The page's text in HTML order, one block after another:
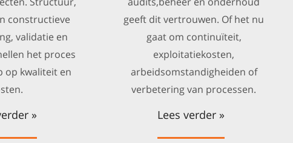
constructieve
validatie en
het proces
op kwaliteit en
»
geeft dit vertrouwen. Of het nu
gaat om continuïteit,
exploitatiekosten,
arbeidsomstandigheiden of
verbetering van processen.
Lees verder »